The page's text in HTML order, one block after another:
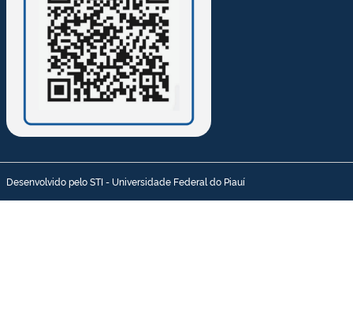
Desenvolvido pelo STI - Universidade Federal do Piauí